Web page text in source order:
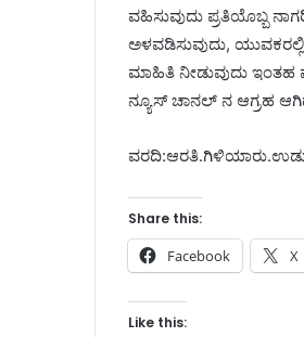
ವಹಿಸುವುದು ಪ್ರತಿಯೊಬ್ಬ
ಅಳವಡಿಸುವುದು,
ಮಾಹಿತಿ ನೀಡುವುದು
ನ್ಯೂಸ್ ಚಾನಲ್ ನ ಆಗ್ರಹ
Share this:
Facebook X
Like this: